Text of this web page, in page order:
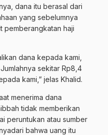
dana itu berasal dari
yang sebelumnya
pemberangkatan haji
dana kepada kami,
sekitar Rp8,4
kami,” jelas Khalid.
menerima dana
tidak memberikan
peruntukan atau sumber
bahwa uang itu